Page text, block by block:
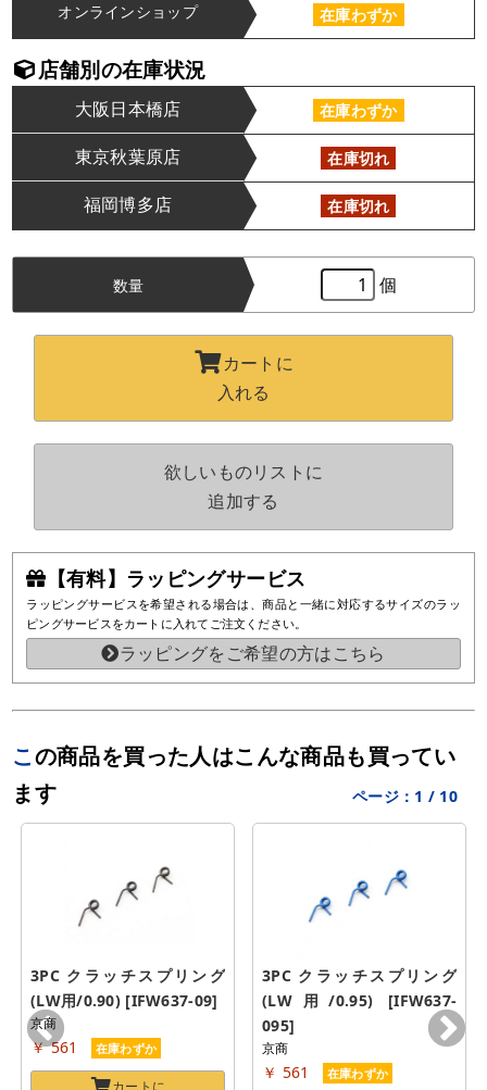
オンラインショップ 在庫わずか
店舗別の在庫状況
大阪日本橋店 在庫わずか
東京秋葉原店 在庫切れ
福岡博多店 在庫切れ
【有料】ラッピングサービス
ラッピングサービスを希望される場合は、商品と一緒に対応するサイズのラッ
ピングサービスをカートに入れてご注文ください。
ラッピングをご希望の方はこちら
数量 個
カートに
入れる
欲しいものリストに
追加する
この商品を買った人はこんな商品も買ってい
ます
ページ： 1 / 10
3PC クラッチスプリング
(LW用/0.90) [IFW637-09]
京商
￥ 561 在庫わずか
カートに
3PC クラッチスプリング
(LW用/0.95) [IFW637-
095]
京商
￥ 561 在庫わずか